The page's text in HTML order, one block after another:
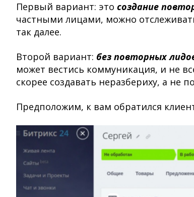
Первый вариант: это создание
частными лицами, можно
так далее.
Второй вариант: без повторных
может вестись коммуникация, и не
скорее создавать неразбериху, а не
Предположим, к вам обратился